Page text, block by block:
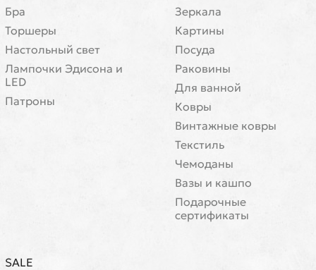
Бра
Торшеры
Настольный свет
Лампочки Эдисона и
LED
Патроны
Зеркала
Картины
Посуда
Раковины
Для ванной
Ковры
Винтажные ковры
Текстиль
Чемоданы
Вазы и кашпо
Подарочные
сертификаты
SALE